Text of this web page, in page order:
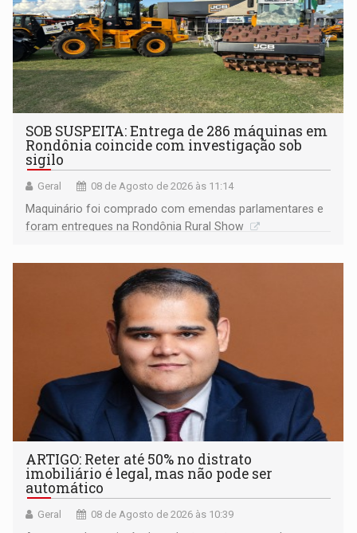
SOB SUSPEITA: Entrega de 286 máquinas em
Rondônia coincide com investigação sob
sigilo
Geral 08 de Agosto de 2026 às 11:14
Maquinário foi comprado com emendas parlamentares e
foram entregues na Rondônia Rural Show
ARTIGO: Reter até 50% no distrato
imobiliário é legal, mas não pode ser
automático
Geral 08 de Agosto de 2026 às 10:39